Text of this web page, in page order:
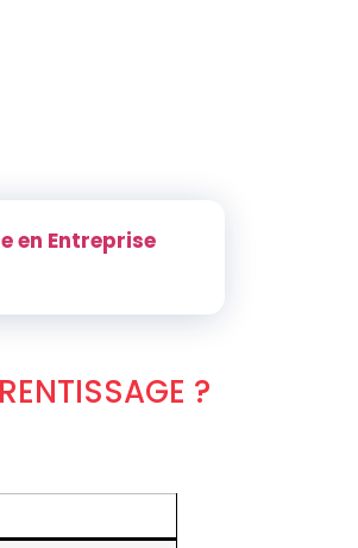
en Entreprise
?